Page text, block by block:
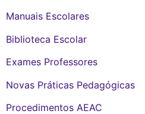
Manuais Escolares
Biblioteca Escolar
Exames Professores
Novas Práticas Pedagógicas
Procedimentos AEAC